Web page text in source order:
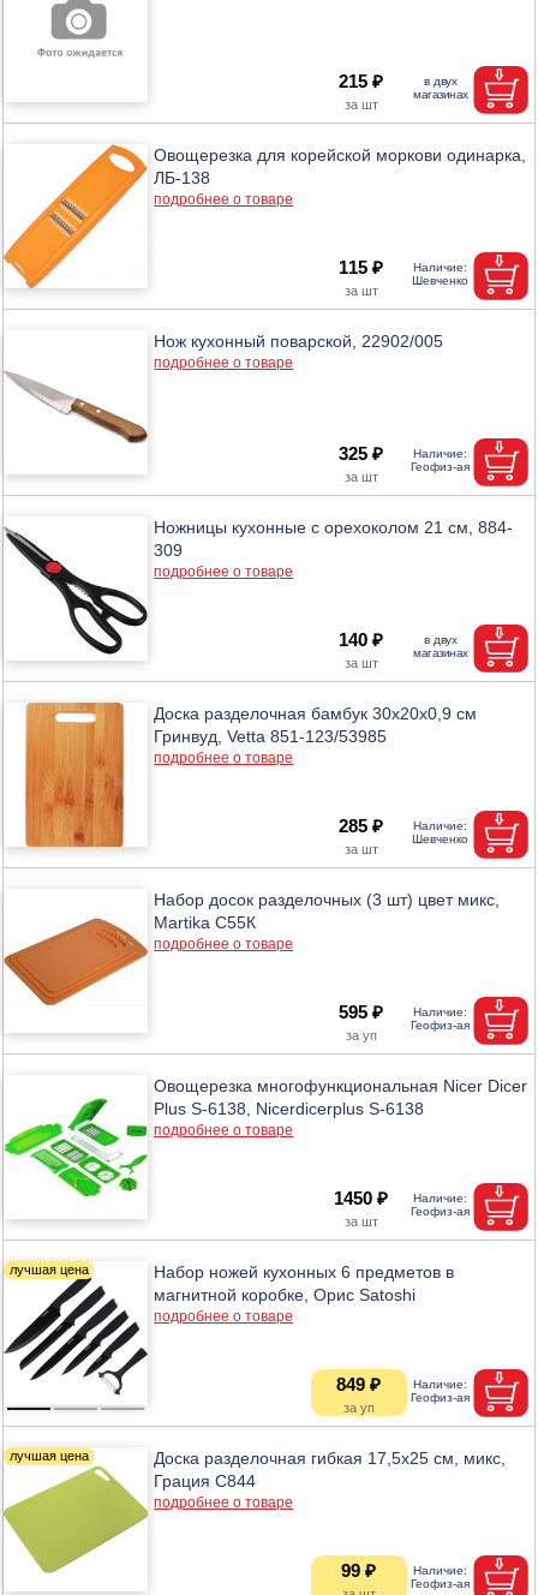
215 ₽
Овощерезка для корейской моркови одинарка,
ЛБ-138
подробнее о товаре
115 ₽
Нож кухонный поварской, 22902/005
подробнее о товаре
325 ₽
Ножницы кухонные с орехоколом 21 см, 884-
309
подробнее о товаре
140 ₽
Доска разделочная бамбук 30х20х0,9 см
Гринвуд, Vetta 851-123/53985
подробнее о товаре
285 ₽
Набор досок разделочных (3 шт) цвет микс,
Martika С55К
подробнее о товаре
595 ₽
Овощерезка многофункциональная Nicer Dicer
Plus S-6138, Nicerdicerplus S-6138
подробнее о товаре
1450 ₽
Набор ножей кухонных 6 предметов в
магнитной коробке, Орис Satoshi
подробнее о товаре
849 ₽
Доска разделочная гибкая 17,5х25 см, микс,
Грация С844
подробнее о товаре
99 ₽